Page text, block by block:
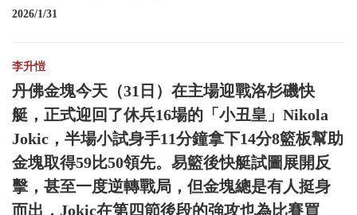
2026/1/31
李升愷
丹佛金塊今天（31日）在主場迎戰洛杉磯快
艇，正式迎回了休兵16場的「小丑皇」Nikola
Jokic，半場小試身手11分鐘拿下14分8籃板幫助
金塊取得59比50領先。易籃後快艇試圖展開反
擊，甚至一度逆轉戰局，但金塊總是有人挺身
而出，Jokic在第四節後段的強攻也為比賽買